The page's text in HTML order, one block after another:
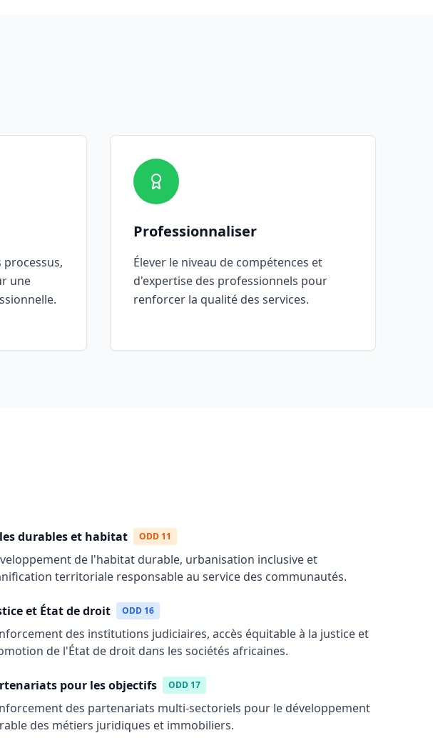
une
Professionnaliser
Élever le niveau de compétences et
d'expertise des professionnels pour
renforcer la qualité des services.
durables et habitat ODD 11
de l'habitat durable, urbanisation inclusive et
territoriale responsable au service des communautés.
et État de droit ODD 16
des institutions judiciaires, accès équitable à la justice et
de l'État de droit dans les sociétés africaines.
pour les objectifs ODD 17
des partenariats multi-sectoriels pour le développement
des métiers juridiques et immobiliers.